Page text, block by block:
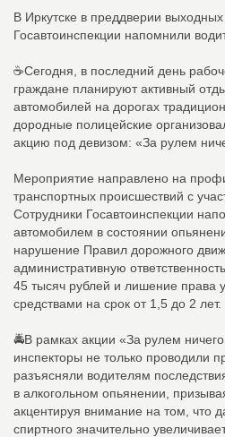
В Иркутске в преддверии
Госавтоинспекции напомнили
☕️Сегодня, в последний день
граждане планируют активный
автомобилей на дорогах
дородные полицейские
акцию под девизом: «За рулем
Мероприятие направлено на
транспортных происшествий с
Сотрудники Госавтоинспекции
автомобилем в состоянии
нарушение Правил дорожного
административную
45 тысяч рублей и лишение права
средствами на срок от 1,5 до 2 лет.
🚔В рамках акции «За рулем
инспекторы не только проводили
разъясняли водителям
в алкогольном опьянении,
акцентируя внимание на том, что
спиртного значительно